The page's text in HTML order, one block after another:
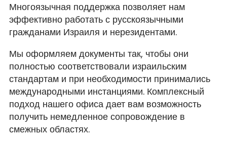
Многоязычная поддержка позволяет нам
эффективно работать с русскоязычными
гражданами Израиля и нерезидентами.
Мы оформляем документы так, чтобы они
полностью соответствовали израильским
стандартам и при необходимости принимались
международными инстанциями. Комплексный
подход нашего офиса дает вам возможность
получить немедленное сопровождение в
смежных областях.